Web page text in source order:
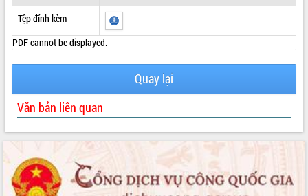
Tệp đính kèm
PDF cannot be displayed.
Quay lại
Văn bản liên quan